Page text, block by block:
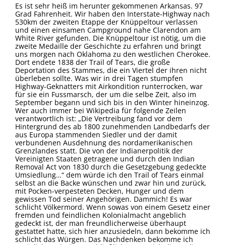
Es ist sehr heiß im herunter gekommenen Arkansas. 97
Grad Fahrenheit. Wir haben den Interstate-Highway nach
530km der zweiten Etappe der Knüppeltour verlassen
und einen einsamen Campground nahe Clarendon am
White River gefunden. Die Knüppeltour ist nötig, um die
zweite Medaille der Geschichte zu erfahren und bringt
uns morgen nach Oklahoma zu den westlichen Cherokee.
Dort endete 1838 der Trail of Tears, die große
Deportation des Stammes, die ein Viertel der ihren nicht
überleben sollte. Was wir in drei Tagen stumpfen
Highway-Geknatters mit Airkondition runterrocken, war
für sie ein Fussmarsch, der um die selbe Zeit, also im
September begann und sich bis in den Winter hineinzog.
Wer auch immer bei Wikipedia für folgende Zeilen
verantwortlich ist: „Die Vertreibung fand vor dem
Hintergrund des ab 1800 zunehmenden Landbedarfs der
aus Europa stammenden Siedler und der damit
verbundenen Ausdehnung des nordamerikanischen
Grenzlandes statt. Die von der Indianerpolitik der
Vereinigten Staaten getragene und durch den Indian
Removal Act von 1830 durch die Gesetzgebung gedeckte
Umsiedlung…“ dem würde ich den Trail of Tears einmal
selbst an die Backe wünschen und zwar hin und zurück,
mit Pocken-verpesteten Decken, Hunger und dem
gewissen Tod seiner Angehörigen. Dammich! Es war
schlicht Völkermord. Wenn sowas von einem Gesetz einer
fremden und feindlichen Kolonialmacht angeblich
gedeckt ist, der man freundlicherweise überhaupt
gestattet hatte, sich hier anzusiedeln, dann bekomme ich
schlicht das Würgen. Das Nachdenken bekomme ich